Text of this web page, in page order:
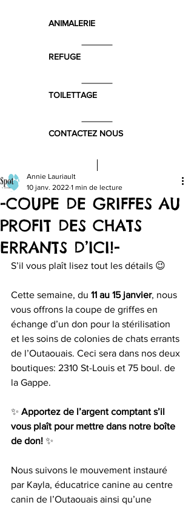
ANIMALERIE
REFUGE
TOILETTAGE
CONTACTEZ NOUS
-COUPE DE GRIFFES AU
PROFIT DES CHATS
ERRANTS D’ICI!-
Annie Lauriault
10 janv. 2022 1 min de lecture
S’il vous plaît lisez tout les détails 😉
Cette semaine, du 11 au 15 janvier, nous
vous offrons la coupe de griffes en
échange d’un don pour la stérilisation
et les soins de colonies de chats errants
de l’Outaouais. Ceci sera dans nos deux
boutiques: 2310 St-Louis et 75 boul. de
la Gappe.
✨ Apportez de l’argent comptant s’il
vous plaît pour mettre dans notre boîte
de don! ✨
Nous suivons le mouvement instauré
par Kayla, éducatrice canine au centre
canin de l’Outaouais ainsi qu’une